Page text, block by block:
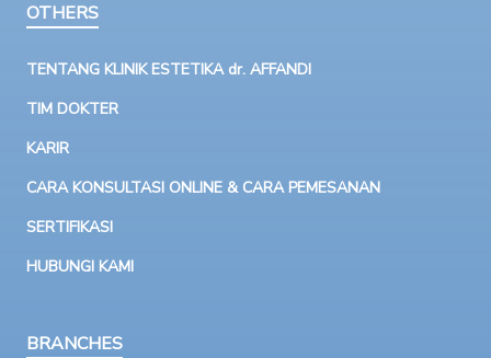
OTHERS
TENTANG KLINIK ESTETIKA dr. AFFANDI
TIM DOKTER
KARIR
CARA KONSULTASI ONLINE & CARA PEMESANAN
SERTIFIKASI
HUBUNGI KAMI
BRANCHES